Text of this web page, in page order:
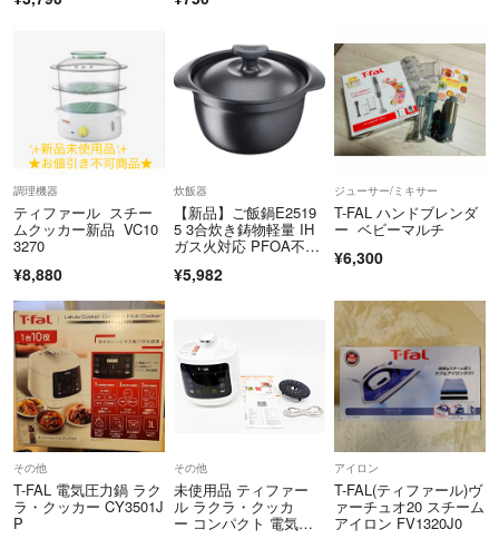
調理機器
ティファール スチー
ムクッカー新品 VC10
3270
¥8,880
炊飯器
【新品】ご飯鍋E2519
5 3合炊き鋳物軽量 IH
ガス火対応 PFOA不使
¥5,982
ジューサー/ミキサー
T-FAL ハンドブレンダ
ー ベビーマルチ
¥6,300
その他
T-FAL 電気圧力鍋 ラク
ラ・クッカー CY3501J
P
その他
未使用品 ティファー
ル ラクラ・クッカ
ー コンパクト 電気圧
アイロン
T-FAL(ティファール)ヴ
ァーチュオ20 スチーム
アイロン FV1320J0